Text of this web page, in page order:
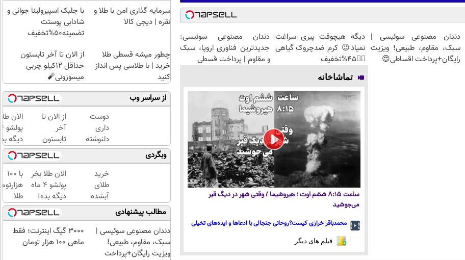
دندان مصنوعی سوئیسی |
سبک، مقاوم، طبیعی! ویزیت
رایگان+پرداخت اقساطی😍
دیگه هیچوقت پیری سراغت
نمیاد😉 کرم ضدچروک گیاهی
👈🏻45%تخفیف
دندان مصنوعی سوئیسی:
جدیدترین فناوری اروپا، سبک
و مقاوم | پرداخت قسطی
تماشاخانه
ساعت ۸:۱۵ ششم اوت ؛ هیروشیما / وقتی شهر در دیگ قیر
می‌جوشید
محمدباقر خرازی کیست؟روحانی جنجالی با ادعاها و ایده‌های تخیلی
فیلم های دیگر
سرمایه گذاری امن با طلا و
نقره | دیجی کالا
با جلبک اسپیرولینا جوانی و
شادابی پوستت
تضمینه50%تخفیف
چطور میشه قسطی طلا
خرید | با طلاسی پس انداز
کنید
از الان تا آخر تابستون
حداقل 12کیلو چربی
میسوزونی🧨
از سراسر وب
دوست
داری
دلنوشته
هاتو
فوری به
کتاب
تبدیل و
با تیراژ
دلخواه
چاپ
کنی؟
از الان تا
آخر
تابستون
حداقل
12کیلو
چربی
میسوزونی
🧨
الان
دیگه
طلا با
بی‌بهره
وبگردی
خرید
طلای
آبشده
حتی با
۱۰۰هزارتومان
الان طلا بخر
پولشو 4 ماه
دیگه بده!
سرمایه‌گذاری
طلا با اقساط
بی‌بهره
با ۱۰۰
طلا
بخرید،
اون هم
قسطی
مطالب پیشنهادی
دندان مصنوعی سوئیسی |
سبک، مقاوم، طبیعی!
ویزیت رایگان+پرداخت
3000 گیگ اینترنت؛ فقط
ماهی 100 هزار تومان